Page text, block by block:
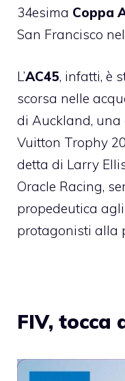
34esima Coppa
San Francisco
L’AC45, infatti, è
scorsa nelle
di Auckland, una
Vuitton Trophy
detta di Larry
Oracle Racing,
propedeutica agli
protagonisti alla
FIV, tocca